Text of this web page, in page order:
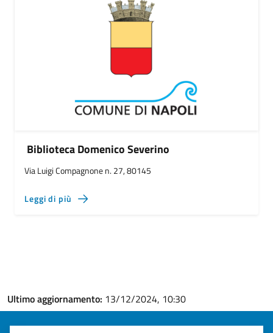
Biblioteca Domenico Severino
Via Luigi Compagnone n. 27, 80145
Leggi di più
Ultimo aggiornamento: 13/12/2024, 10:30